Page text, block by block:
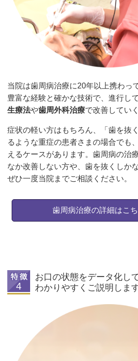
当院は歯周病治療に20年以上携わっ
豊富な経験と確かな技術で、進行し
生療法や歯周外科治療で改善してい
症状の軽い方はもちろん、「歯を抜
るような重症の患者さまの場合でも
えるケースがあります。歯周病の治
なか改善しない方や、歯を抜くしか
ぜひ一度当院までご相談ください。
歯周病治療の詳細はこ
お口の状態をデータ化し
わかりやすくご説明しま